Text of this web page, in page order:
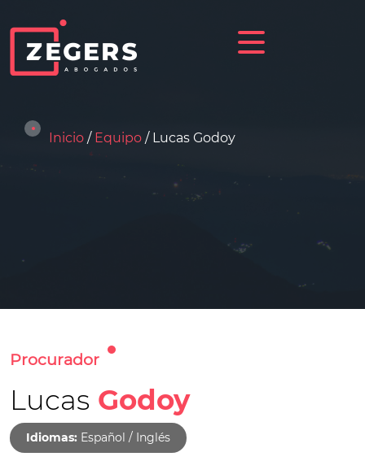
Inicio / Equipo / Lucas Godoy
Procurador
Lucas Godoy
Idiomas: Español / Inglés